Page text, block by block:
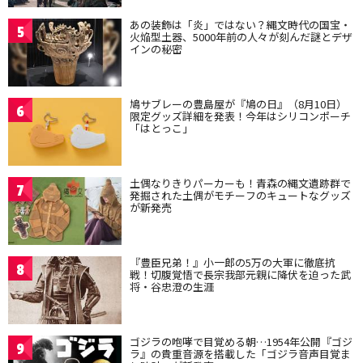
5 あの装飾は「炎」ではない？縄文時代の国宝・
火焔型土器、5000年前の人々が刻んだ謎とデザ
インの秘密
6 鳩サブレーの豊島屋が『鳩の日』（8月10日）
限定グッズ詳細を発表！今年はシリコンポーチ
「はとっこ」
7 土偶なりきりパーカーも！青森の縄文遺跡群で
発掘された土偶がモチーフのキュートなグッズ
が新発売
8 『豊臣兄弟！』小一郎の5万の大軍に徹底抗
戦！切腹覚悟で長宗我部元親に降伏を迫った武
将・谷忠澄の生涯
9 ゴジラの咆哮で目覚める朝…1954年公開『ゴジ
ラ』の貴重音源を搭載した「ゴジラ音声目覚ま